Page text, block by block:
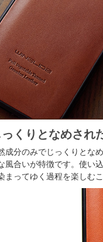
くりとなめされ
成分のみでじっくりとな
風合いが特徴です。使い
まってゆく過程を楽しむこ